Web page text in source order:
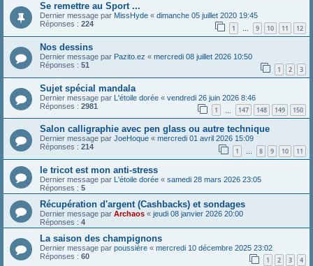
Se remettre au Sport ...
Dernier message par MissHyde « dimanche 05 juillet 2020 19:45
Réponses : 224 1 … 9 10 11 12
Nos dessins
Dernier message par Pazito.ez « mercredi 08 juillet 2026 10:50
Réponses : 51 1 2 3
Sujet spécial mandala
Dernier message par L'étoile dorée « vendredi 26 juin 2026 8:46
Réponses : 2981 1 147 148 149 150
Salon calligraphie avec pen glass ou autre technique
Dernier message par JoeHoque « mercredi 01 avril 2026 15:09
Réponses : 214 1 … 8 9 10 11
le tricot est mon anti-stress
Dernier message par L'étoile dorée « samedi 28 mars 2026 23:05
Réponses : 5
Récupération d'argent (Cashbacks) et sondages
Dernier message par Archaos « jeudi 08 janvier 2026 20:00
Réponses : 4
La saison des champignons
Dernier message par poussière « mercredi 10 décembre 2025 23:02
Réponses : 60 1 2 3 4